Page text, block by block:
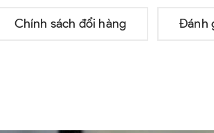
Chính sách đổi hàng Đánh